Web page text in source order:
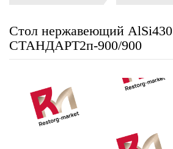
Стол нержавеющий AlSi430
СТАНДАРТ2п-900/900